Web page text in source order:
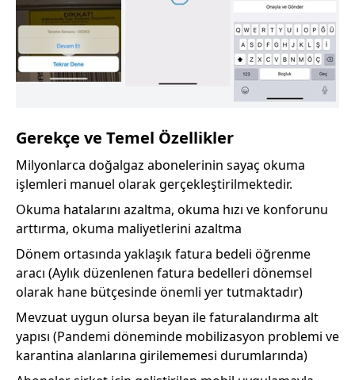
Gerekçe ve Temel Özellikler
Milyonlarca doğalgaz abonelerinin sayaç okuma
işlemleri manuel olarak gerçekleştirilmektedir.
Okuma hatalarını azaltma, okuma hızı ve konforunu
arttırma, okuma maliyetlerini azaltma
Dönem ortasında yaklaşık fatura bedeli öğrenme
aracı (Aylık düzenlenen fatura bedelleri dönemsel
olarak hane bütçesinde önemli yer tutmaktadır)
Mevzuat uygun olursa beyan ile faturalandırma alt
yapısı (Pandemi döneminde mobilizasyon problemi ve
karantina alanlarına girilememesi durumlarında)